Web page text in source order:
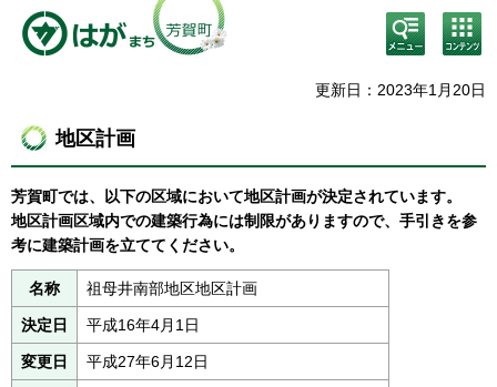
検
索・
メニ
コン
テン
ニュ
更新日：2023年1月20日
地区計画
芳賀町では、以下の区域において地区計画が決定されています。
地区計画区域内での建築行為には制限がありますので、手引きを参
考に建築計画を立ててください。
名称 祖母井南部地区地区計画
決定日 平成16年4月1日
変更日 平成27年6月12日